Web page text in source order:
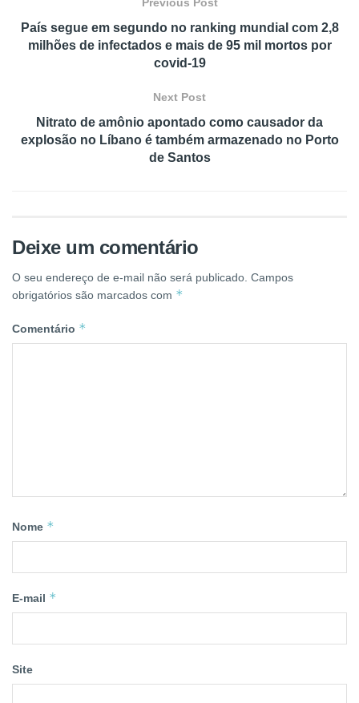
País segue em segundo no ranking mundial com 2,8
milhões de infectados e mais de 95 mil mortos por
covid-19
Next Post
Nitrato de amônio apontado como causador da
explosão no Líbano é também armazenado no Porto
de Santos
Deixe um comentário
O seu endereço de e-mail não será publicado. Campos
obrigatórios são marcados com *
Comentário *
Nome *
E-mail *
Site